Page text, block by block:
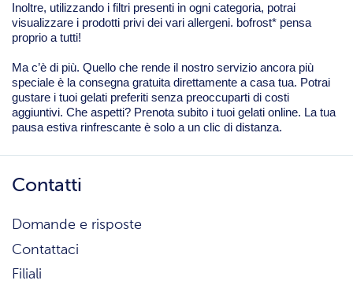
Inoltre, utilizzando i filtri presenti in ogni categoria, potrai
visualizzare i prodotti privi dei vari allergeni. bofrost* pensa
proprio a tutti!
Ma c’è di più. Quello che rende il nostro servizio ancora più
speciale è la consegna gratuita direttamente a casa tua. Potrai
gustare i tuoi gelati preferiti senza preoccuparti di costi
aggiuntivi. Che aspetti? Prenota subito i tuoi gelati online. La tua
pausa estiva rinfrescante è solo a un clic di distanza.
Contatti
Domande e risposte
Contattaci
Filiali